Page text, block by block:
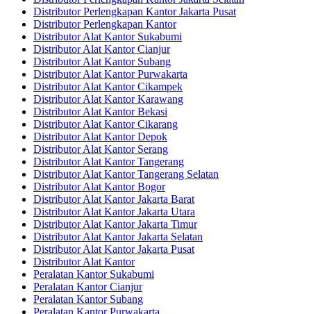
Distributor Perlengkapan Kantor Jakarta Pusat
Distributor Perlengkapan Kantor
Distributor Alat Kantor Sukabumi
Distributor Alat Kantor Cianjur
Distributor Alat Kantor Subang
Distributor Alat Kantor Purwakarta
Distributor Alat Kantor Cikampek
Distributor Alat Kantor Karawang
Distributor Alat Kantor Bekasi
Distributor Alat Kantor Cikarang
Distributor Alat Kantor Depok
Distributor Alat Kantor Serang
Distributor Alat Kantor Tangerang
Distributor Alat Kantor Tangerang Selatan
Distributor Alat Kantor Bogor
Distributor Alat Kantor Jakarta Barat
Distributor Alat Kantor Jakarta Utara
Distributor Alat Kantor Jakarta Timur
Distributor Alat Kantor Jakarta Selatan
Distributor Alat Kantor Jakarta Pusat
Distributor Alat Kantor
Peralatan Kantor Sukabumi
Peralatan Kantor Cianjur
Peralatan Kantor Subang
Peralatan Kantor Purwakarta